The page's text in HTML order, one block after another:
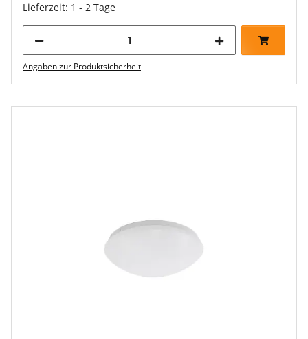
Lieferzeit: 1 - 2 Tage
Angaben zur Produktsicherheit